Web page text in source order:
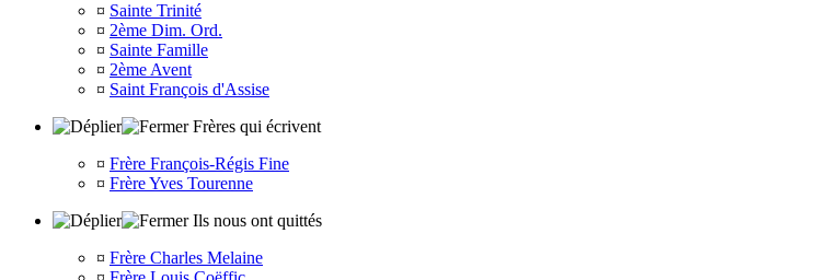
¤ Sainte Trinité
¤ 2ème Dim. Ord.
¤ Sainte Famille
¤ 2ème Avent
¤ Saint François d'Assise
Frères qui écrivent
¤ Frère François-Régis Fine
¤ Frère Yves Tourenne
Ils nous ont quittés
¤ Frère Charles Melaine